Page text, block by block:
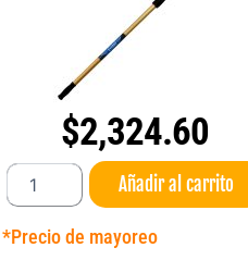
$2,324.60
Extensión
Reach
540
CMS.
Añadir al carrito
*Precio de mayoreo